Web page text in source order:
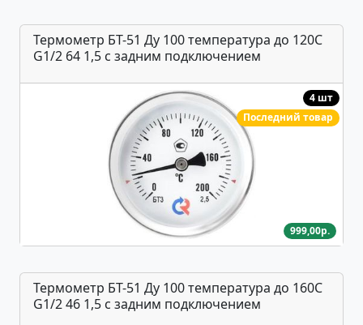
Термометр БТ-51 Ду 100 температура до 120С
G1/2 64 1,5 с задним подключением
4 шт
Последний товар
999,00р.
Термометр БТ-51 Ду 100 температура до 160С
G1/2 46 1,5 с задним подключением